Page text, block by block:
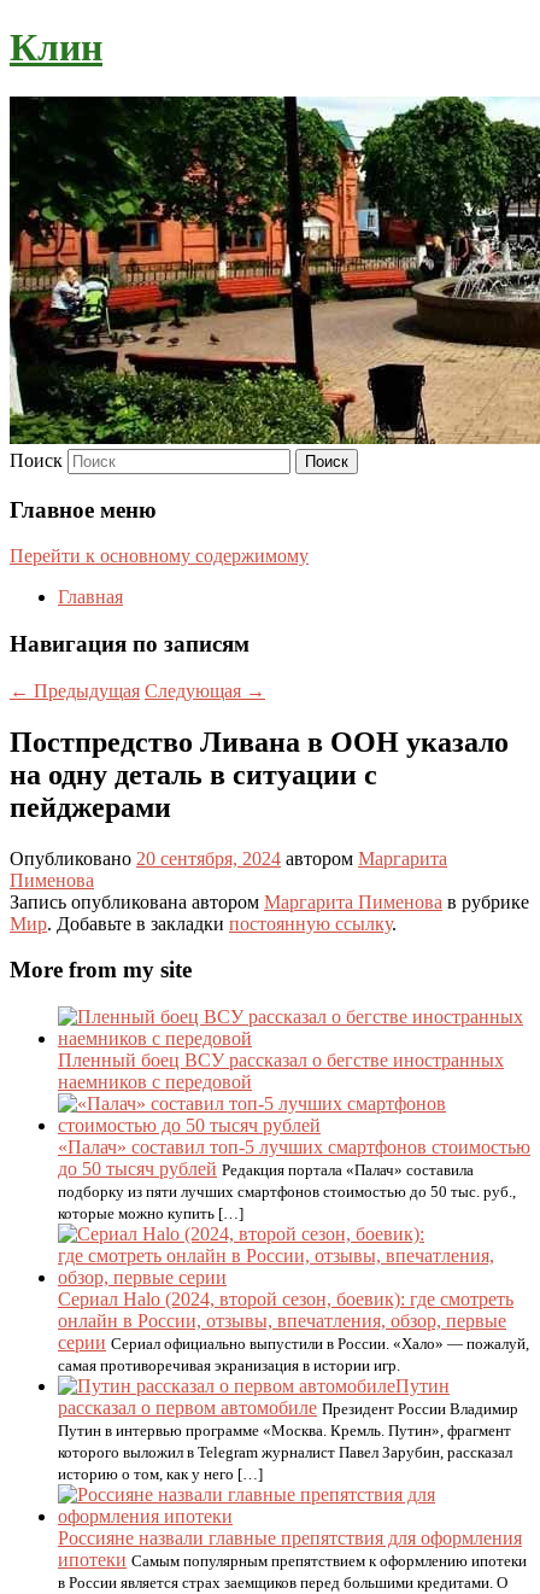
Клин
Поиск
Главное меню
Перейти к основному содержимому
Главная
Навигация по записям
← Предыдущая Следующая →
Постпредство Ливана в ООН указало
на одну деталь в ситуации с
пейджерами
Опубликовано 20 сентября, 2024 автором Маргарита
Пименова
Запись опубликована автором Маргарита Пименова в рубрике
Мир. Добавьте в закладки постоянную ссылку.
More from my site
Пленный боец ВСУ рассказал о бегстве иностранных
наемников с передовой
«Палач» составил топ-5 лучших смартфонов стоимостью
до 50 тысяч рублей Редакция портала «Палач» составила
подборку из пяти лучших смартфонов стоимостью до 50 тыс. руб.,
которые можно купить […]
Сериал Halo (2024, второй сезон, боевик): где смотреть
онлайн в России, отзывы, впечатления, обзор, первые
серии Сериал официально выпустили в России. «Хало» — пожалуй,
самая противоречивая экранизация в истории игр.
Путин
рассказал о первом автомобиле Президент России Владимир
Путин в интервью программе «Москва. Кремль. Путин», фрагмент
которого выложил в Telegram журналист Павел Зарубин, рассказал
историю о том, как у него […]
Россияне назвали главные препятствия для оформления
ипотеки Самым популярным препятствием к оформлению ипотеки
в России является страх заемщиков перед большими кредитами. О